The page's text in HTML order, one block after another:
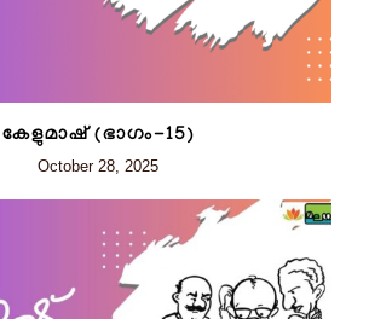
കേളുമാഷ് (ഭാഗം-15)
October 28, 2025